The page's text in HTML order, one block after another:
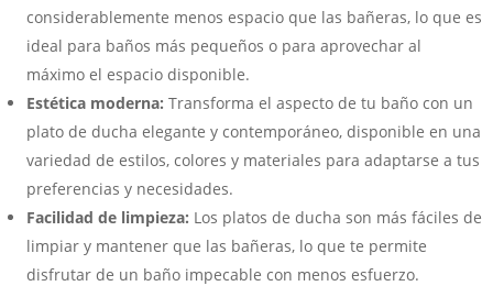
considerablemente menos espacio que las bañeras, lo que es
ideal para baños más pequeños o para aprovechar al
máximo el espacio disponible.
Estética moderna: Transforma el aspecto de tu baño con un
plato de ducha elegante y contemporáneo, disponible en una
variedad de estilos, colores y materiales para adaptarse a tus
preferencias y necesidades.
Facilidad de limpieza: Los platos de ducha son más fáciles de
limpiar y mantener que las bañeras, lo que te permite
disfrutar de un baño impecable con menos esfuerzo.